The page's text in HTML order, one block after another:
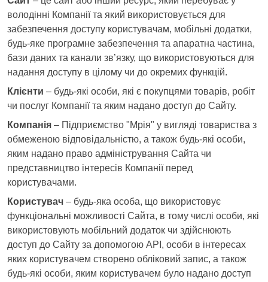
володінні Компанії та який використовується для
забезпечення доступу користувачам, мобільні додатки,
будь-яке програмне забезпечення та апаратна частина,
бази даних та канали зв’язку, що використовуються для
надання доступу в цілому чи до окремих функцій.
Клієнти – будь-які особи, які є покупцями товарів, робіт
чи послуг Компанії та яким надано доступ до Сайту.
Компанія – Підприємство "Мрія" у вигляді товариства з
обмеженою відповідальністю, а також будь-які особи,
яким надано право адміністрування Сайта чи
представництво інтересів Компанії перед
користувачами.
Користувач – будь-яка особа, що використовує
функціональні можливості Сайта, в тому числі особи, які
використовують мобільний додаток чи здійснюють
доступ до Сайту за допомогою API, особи в інтересах
яких користувачем створено обліковий запис, а також
будь-які особи, яким користувачем було надано доступ